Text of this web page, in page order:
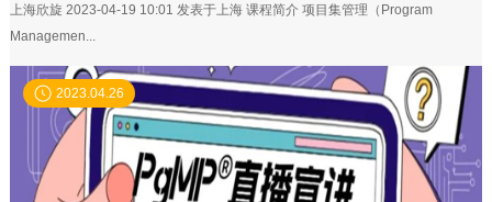
上海欣旋 2023-04-19 10:01 发表于上海 课程简介 项目集管理（Program
Managemen...
2023.04.26